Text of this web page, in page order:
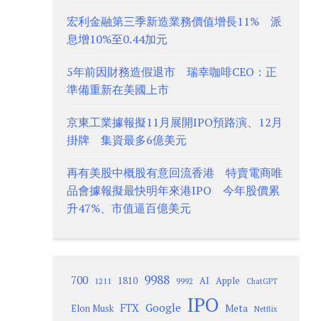
宏利金融第三季新造業務價值增長11% 派
息增10%至0.44加元
5年前因財務造假退市 瑞幸咖啡CEO：正
準備重新在美國上市
京東工業據報擬11月展開IPO預路演、12月
掛牌 集資最多6億美元
再有美股中概股有意回流香港 特賣電商唯
品會據報擬最快明年來港IPO 今年股價累
升47%、市值逼百億美元
700 1211 1810 9988 9992 AI Apple ChatGPT
Elon Musk FTX Google IPO Meta Netflix